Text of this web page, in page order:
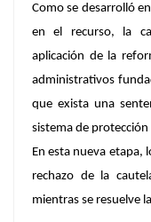
Como se desarrolló
en el recurso, la
aplicación de la
administrativos
que exista una
sistema de
En esta nueva etapa,
rechazo de la
mientras se resuelve